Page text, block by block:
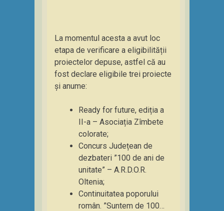
La momentul acesta a avut loc
etapa de verificare a eligibilității
proiectelor depuse, astfel că au
fost declare eligibile trei proiecte
și anume:
Ready for future, ediția a
II-a – Asociația Zîmbete
colorate;
Concurs Județean de
dezbateri ”100 de ani de
unitate” – A.R.D.O.R.
Oltenia;
Continuitatea poporului
român. ”Suntem de 100…